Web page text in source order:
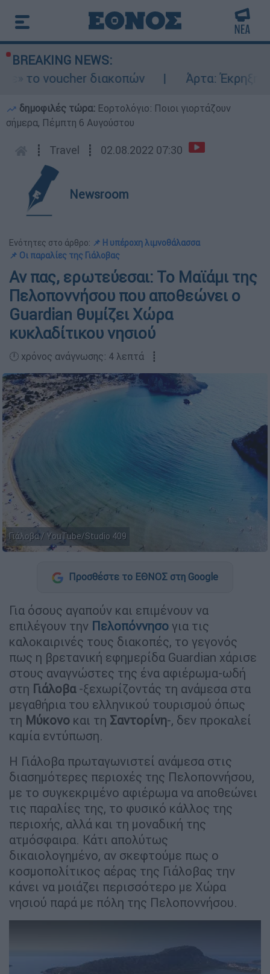
BREAKING NEWS:
διακοπών
Άρτα: Έκρηξη και
δημοφιλές τώρα: Εορτολόγιο: Ποιοι γιορτάζουν
σήμερα, Πέμπτη 6 Αυγούστου
┋ Travel ┋ 02.08.2022 07:30
Newsroom
Ενότητες στο άρθρο: 📌 Η υπέροχη λιμνοθάλασσα
📌 Οι παραλίες της Γιάλοβας
Αν πας, ερωτεύεσαι: Το Μαϊάμι της
Πελοποννήσου που αποθεώνει ο
Guardian θυμίζει Χώρα
κυκλαδίτικου νησιού
🕛 χρόνος ανάγνωσης: 4 λεπτά ┋
Γιάλοβα / YouTube/Studio 409
Προσθέστε το ΕΘΝΟΣ στη Google
Για όσους αγαπούν και επιμένουν να
επιλέγουν την Πελοπόννησο για τις
καλοκαιρινές τους διακοπές, το γεγονός
πως η βρετανική εφημερίδα Guardian χάρισε
στους αναγνώστες της ένα αφιέρωμα-ωδή
στη Γιάλοβα-ξεχωρίζοντάς τη ανάμεσα στα
μεγαθήρια του ελληνικού τουρισμού όπως
τη Μύκονο και τη Σαντορίνη-, δεν προκαλεί
καμία εντύπωση.
Η Γιάλοβα πρωταγωνιστεί ανάμεσα στις
διασημότερες περιοχές της Πελοποννήσου,
με το συγκεκριμένο αφιέρωμα να αποθεώνει
τις παραλίες της, το φυσικό κάλλος της
περιοχής, αλλά και τη μοναδική της
ατμόσφαιρα. Κάτι απολύτως
δικαιολογημένο, αν σκεφτούμε πως ο
κοσμοπολίτικος αέρας της Γιάλοβας την
κάνει να μοιάζει περισσότερο με Χώρα
νησιού παρά με πόλη της Πελοποννήσου.